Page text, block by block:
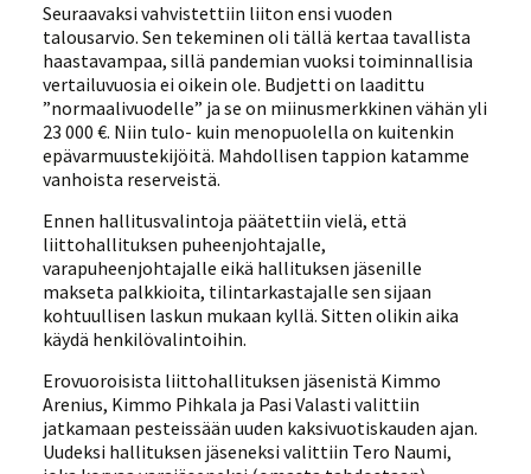
Seuraavaksi vahvistettiin liiton ensi vuoden
talousarvio. Sen tekeminen oli tällä kertaa tavallista
haastavampaa, sillä pandemian vuoksi toiminnallisia
vertailuvuosia ei oikein ole. Budjetti on laadittu
”normaalivuodelle” ja se on miinusmerkkinen vähän yli
23 000 €. Niin tulo- kuin menopuolella on kuitenkin
epävarmuustekijöitä. Mahdollisen tappion katamme
vanhoista reserveistä.
Ennen hallitusvalintoja päätettiin vielä, että
liittohallituksen puheenjohtajalle,
varapuheenjohtajalle eikä hallituksen jäsenille
makseta palkkioita, tilintarkastajalle sen sijaan
kohtuullisen laskun mukaan kyllä. Sitten olikin aika
käydä henkilövalintoihin.
Erovuoroisista liittohallituksen jäsenistä Kimmo
Arenius, Kimmo Pihkala ja Pasi Valasti valittiin
jatkamaan pesteissään uuden kaksivuotiskauden ajan.
Uudeksi hallituksen jäseneksi valittiin Tero Naumi,